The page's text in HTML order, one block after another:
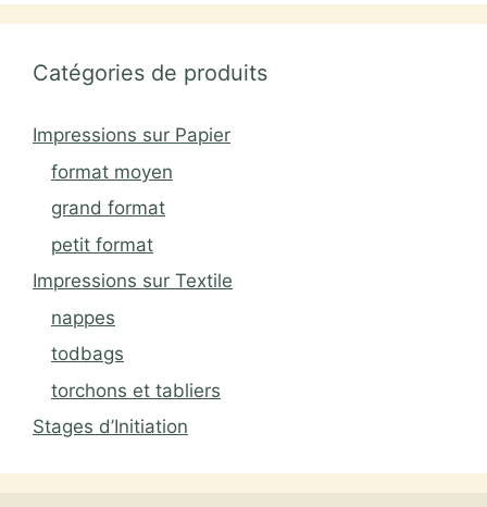
Catégories de produits
Impressions sur Papier
format moyen
grand format
petit format
Impressions sur Textile
nappes
todbags
torchons et tabliers
Stages d’Initiation